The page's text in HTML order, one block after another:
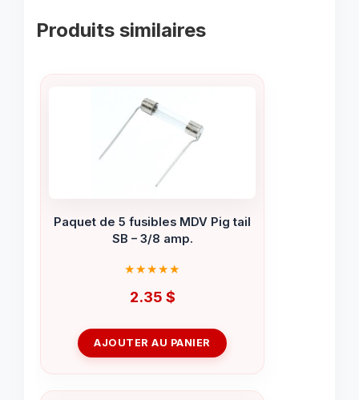
Produits similaires
Paquet de 5 fusibles MDV Pig tail
SB – 3/8 amp.
2.35 $
AJOUTER AU PANIER